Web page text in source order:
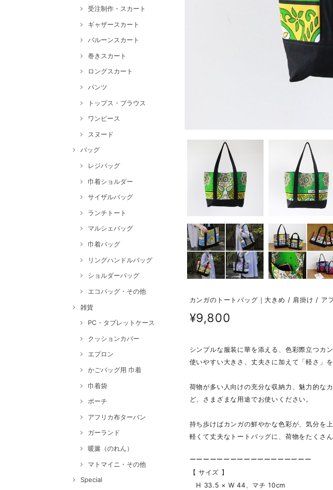
受注制作・スカート
ギャザースカート
バルーンスカート
巻きスカート
ロングスカート
パンツ
トップス・ブラウス
ワンピース
スヌード
バッグ
レジバッグ
巾着ショルダー
サイザルバッグ
ランチトート
マルシェバッグ
巾着バッグ
リングハンドルバッグ
ショルダーバッグ
エコバッグ・その他
雑貨
PC・タブレットケース
クッションカバー
エプロン
かごバッグ用 巾着
巾着袋
ポーチ
アフリカ布ターバン
ガーランド
暖簾（のれん）
マトマイニ・その他
Special
カンガのトートバッグ｜大きめ / 肩掛け / ア
¥9,800
シンプルな服装に華を添える、色彩際立つカ
使いやすい大きさ、丈夫さに加えて「軽さ」を
荷物が多い人向けの充分な収納力、魅力的な
ど、さまざまな用途でお使いください。
持ち歩けばカンガの鮮やかな色彩が、気分を上
軽くて丈夫なトートバッグに、荷物をたくさ
ーーーーーーーーーーーーーーーーーー
【 サイズ 】
H 33.5 × W 44、マチ 10cm